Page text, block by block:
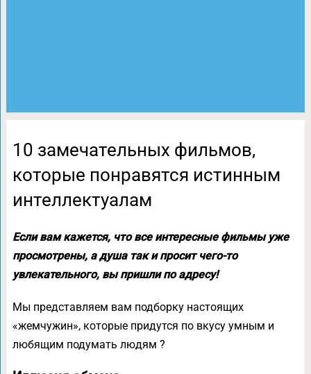
10 замечательных фильмов,
которые понравятся истинным
интеллектуалам
Если вам кажется, что все интересные фильмы уже
просмотрены, а душа так и просит чего-то
увлекательного, вы пришли по адресу!
Мы представляем вам подборку настоящих
«жемчужин», которые придутся по вкусу умным и
любящим подумать людям ?